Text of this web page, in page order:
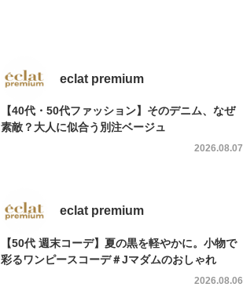
eclat premium
【40代・50代ファッション】そのデニム、なぜ
素敵？大人に似合う別注ベージュ
2026.08.07
eclat premium
【50代 週末コーデ】夏の黒を軽やかに。小物で
彩るワンピースコーデ＃Jマダムのおしゃれ
2026.08.06